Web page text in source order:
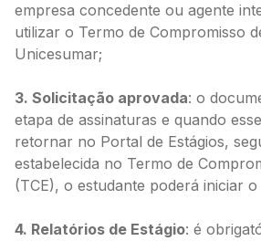
empresa concedente ou agente
utilizar o Termo de Compromisso
Unicesumar;
3. Solicitação aprovada: o
etapa de assinaturas e quando
retornar no Portal de Estágios,
estabelecida no Termo de
(TCE), o estudante poderá iniciar o
4. Relatórios de Estágio: é